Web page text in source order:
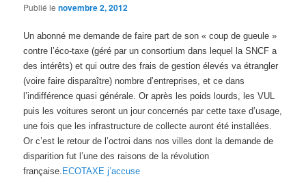
Publié lenovembre 2, 2012
Un abonné me demande de faire part de son « coup de gueule »
contre l’éco-taxe (géré par un consortium dans lequel la SNCF a
des intérêts) et qui outre des frais de gestion élevés va étrangler
(voire faire disparaître) nombre d’entreprises, et ce dans
l’indifférence quasi générale. Or après les poids lourds, les VUL
puis les voitures seront un jour concernés par cette taxe d’usage,
une fois que les infrastructure decollecte auront été installées.
Or c’est le retour de l’octroi dans nos villes dont la demande de
disparition fut l’une des raisons de la révolution
française. ECOTAXE j’accuse